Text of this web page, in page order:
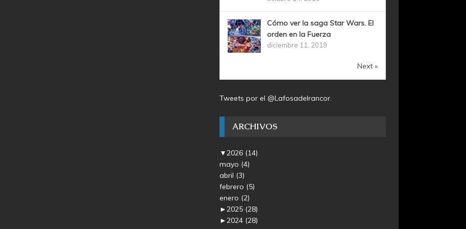
Cómo ver la saga Star Wars. El
orden en la Fuerza
diciembre 11, 2019
Next »
Tweets por el @Lafosadelrancor.
ARCHIVOS
▼2026 (14)
mayo (4)
abril (3)
febrero (5)
enero (2)
►2025 (28)
►2024 (28)